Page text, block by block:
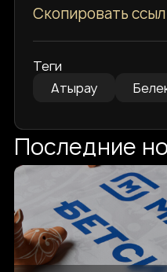
Скопировать
Теги
Атырау
Последние